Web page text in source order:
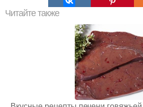
Читайте также